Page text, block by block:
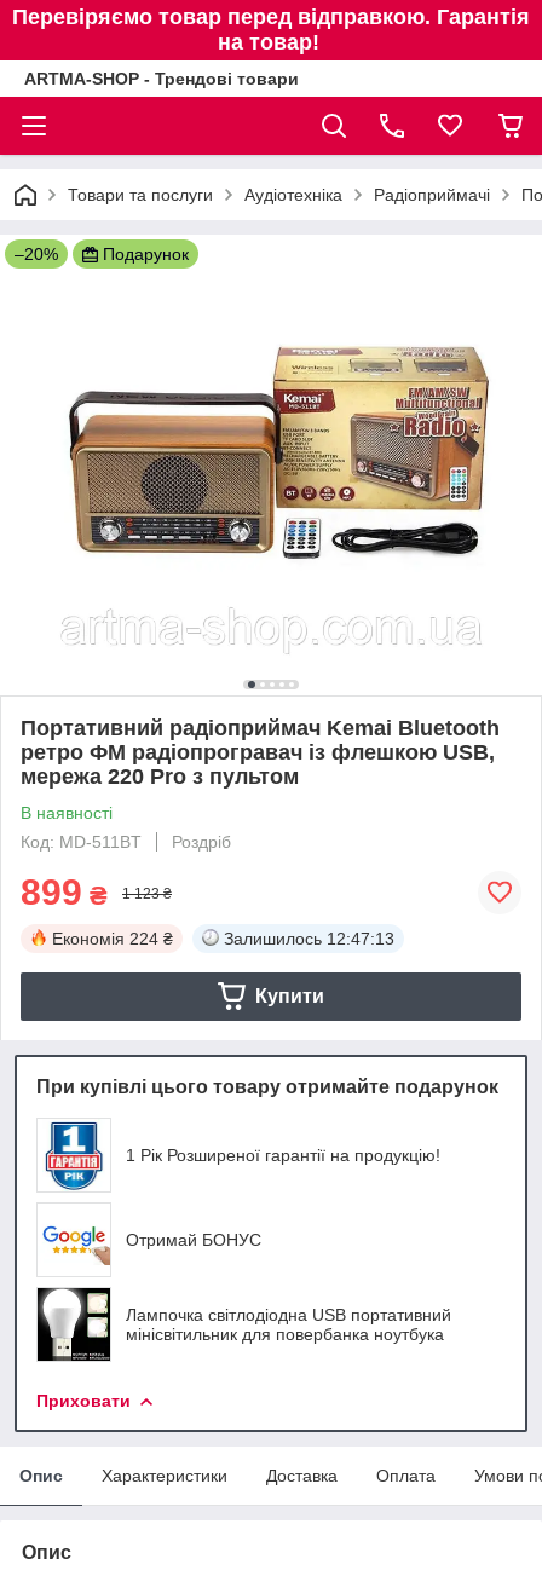
Перевіряємо товар перед відправкою. Гарантія
на товар!
ARTMA-SHOP - Трендові товари
Товари та послуги Аудіотехніка Радіоприймачі
–20% Подарунок
Портативний радіоприймач Kemai Bluetooth
ретро ФМ радіопрогравач із флешкою USB,
мережа 220 Pro з пультом
В наявності
Код: MD-511BT
Роздріб
899 ₴ 1 123 ₴
Економія 224 ₴ Залишилось 12:47:12
Купити
При купівлі цього товару отримайте подарунок
1 Рік Розширеної гарантії на продукцію!
Отримай БОНУС
Лампочка світлодіодна USB портативний
мінісвітильник для повербанка ноутбука
Приховати
Опис Характеристики Доставка Оплата Умови
Опис